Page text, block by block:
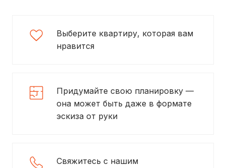
Выберите квартиру, которая вам
нравится
Придумайте свою планировку —
она может быть даже в формате
эскиза от руки
Свяжитесь с нашим